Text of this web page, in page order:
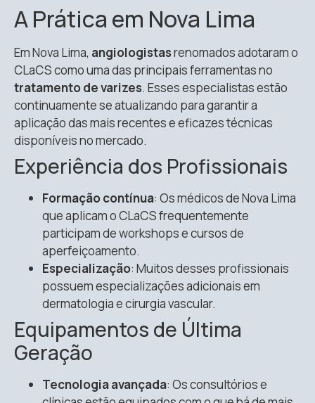
A Prática em Nova Lima
Em Nova Lima, angiologistasrenomados adotaram o
CLaCS como uma das principais ferramentas no
tratamento de varizes. Esses especialistas estão
continuamente se atualizando para garantir a
aplicação das mais recentes e eficazes técnicas
disponíveis no mercado.
Experiência dos Profissionais
Formação contínua: Os médicos de Nova Lima
que aplicam o CLaCS frequentemente
participam de workshops e cursos de
aperfeiçoamento.
Especialização: Muitos desses profissionais
possuem especializações adicionais em
dermatologia e cirurgia vascular.
Equipamentos de Última
Geração
Tecnologia avançada: Os consultórios e